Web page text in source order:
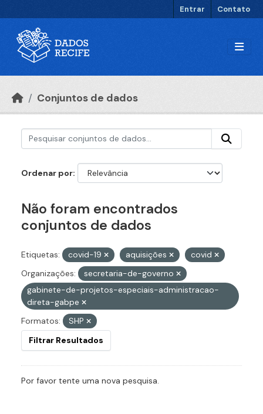
Entrar Contato
Conjuntos de dados
Ordenar por
Não foram encontrados
conjuntos de dados
Etiquetas: covid-19 aquisições
covid
Organizações:
secretaria-de-governo
gabinete-de-projetos-especiais-administracao-
direta-gabpe
Formatos:
SHP
Filtrar Resultados
Por favor tente uma nova pesquisa.